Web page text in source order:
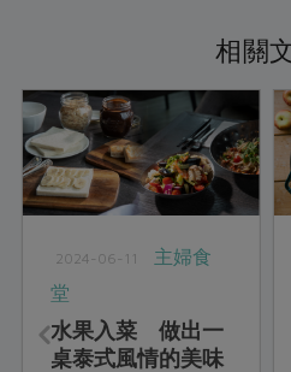
相關
2024-06-11
主婦食
堂
水果入菜 做出一
桌泰式風情的美味